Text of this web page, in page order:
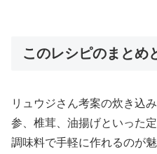
このレシピのまとめ
リュウジさん考案の炊き込
参、椎茸、油揚げといった
調味料で手軽に作れるのが